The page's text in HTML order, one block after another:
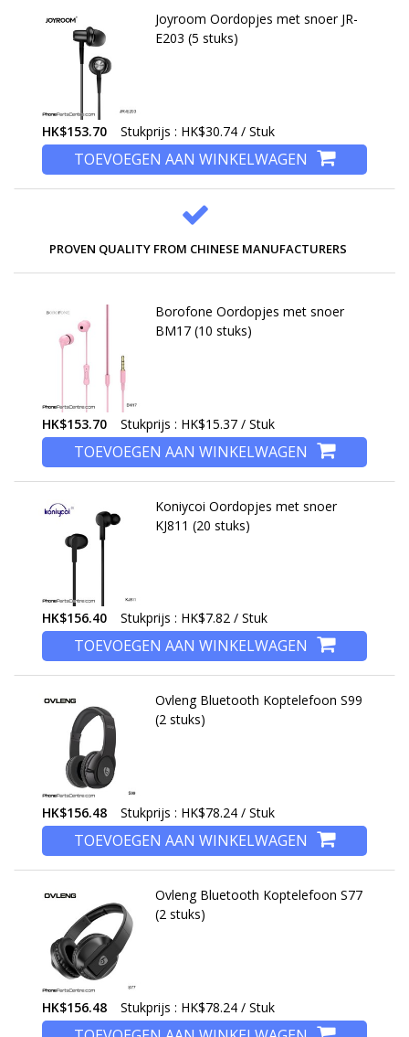
Joyroom Oordopjes met snoer JR-
E203 (5 stuks)
HK$153.70 Stukprijs : HK$30.74 / Stuk
TOEVOEGEN AAN WINKELWAGEN
PROVEN QUALITY FROM CHINESE MANUFACTURERS
Borofone Oordopjes met snoer
BM17 (10 stuks)
HK$153.70 Stukprijs : HK$15.37 / Stuk
TOEVOEGEN AAN WINKELWAGEN
Koniycoi Oordopjes met snoer
KJ811 (20 stuks)
HK$156.40 Stukprijs : HK$7.82 / Stuk
TOEVOEGEN AAN WINKELWAGEN
Ovleng Bluetooth Koptelefoon S99
(2 stuks)
HK$156.48 Stukprijs : HK$78.24 / Stuk
TOEVOEGEN AAN WINKELWAGEN
Ovleng Bluetooth Koptelefoon S77
(2 stuks)
HK$156.48 Stukprijs : HK$78.24 / Stuk